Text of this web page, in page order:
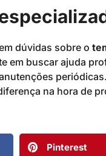
dúvidas sobre o
em buscar ajuda
na hora de
Pinterest